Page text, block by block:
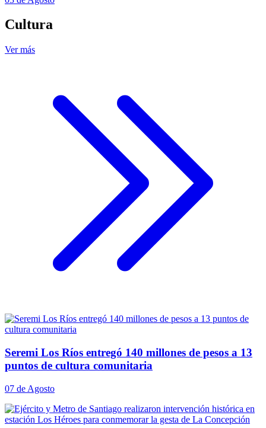
Cultura
Ver más
Seremi Los Ríos entregó 140 millones de pesos a 13
puntos de cultura comunitaria
07 de Agosto